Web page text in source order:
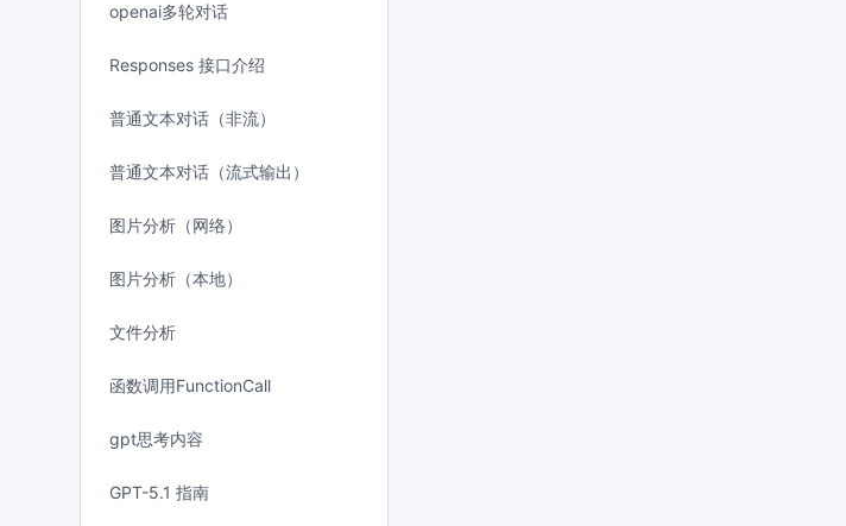
openai多轮对话
Responses 接口介绍
普通文本对话（非流）
普通文本对话（流式输出）
图片分析（网络）
图片分析（本地）
文件分析
函数调用FunctionCall
gpt思考内容
GPT-5.1 指南